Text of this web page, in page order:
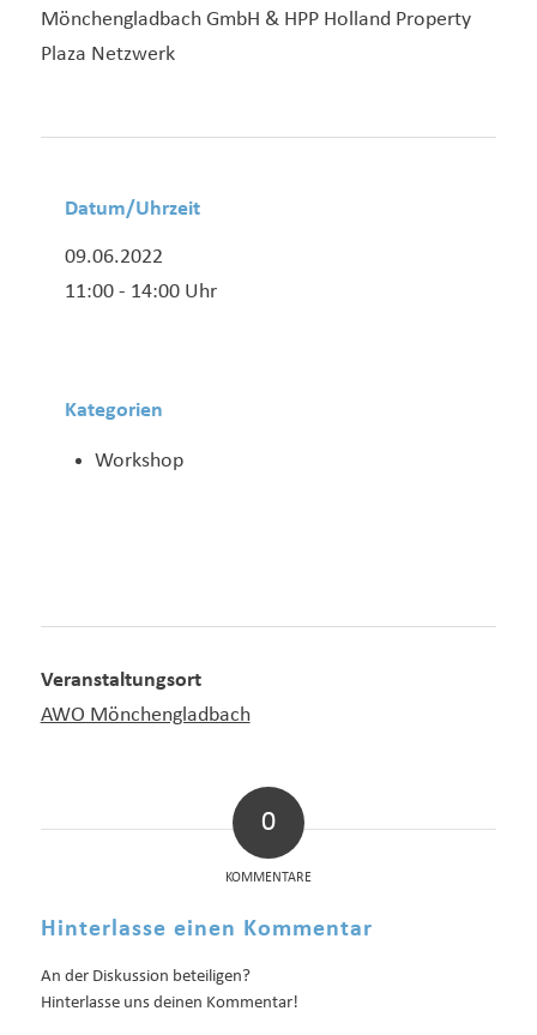
Mönchengladbach GmbH & HPP Holland Property
Plaza Netzwerk
Datum/Uhrzeit
09.06.2022
11:00 - 14:00 Uhr
Kategorien
Workshop
Veranstaltungsort
AWO Mönchengladbach
0
KOMMENTARE
Hinterlasse einen Kommentar
An der Diskussion beteiligen?
Hinterlasse uns deinen Kommentar!